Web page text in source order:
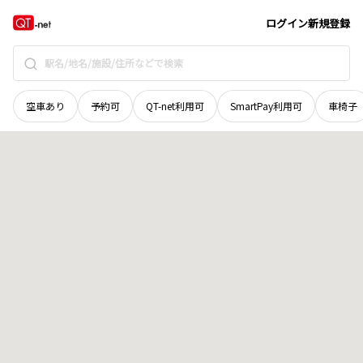
ログイン新規登録
空車あり 予約可 QT-net利用可 SmartPay利用可 車椅子
島根県